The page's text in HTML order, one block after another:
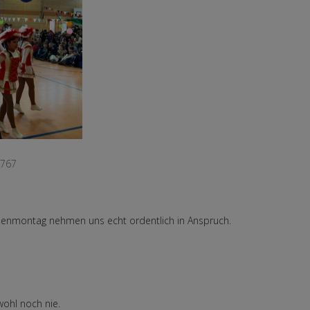
nehmen uns echt ordentlich in Anspruch.
noch nie.